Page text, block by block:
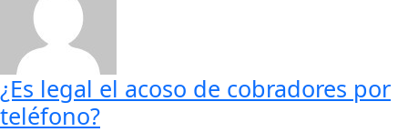
¿Es legal el acoso de cobradores por
teléfono?